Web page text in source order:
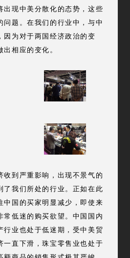
出现中美分散化的态势，这些
问题。在我们的行业中，与中
因为对于两国经济政治的变
相应的变化。
收到严重影响，出现不景气的
了我们所处的行业。正如在此
中国的买家明显减少，即使来
常低迷的购买欲望。中国国内
行业也处于低迷期，受中美贸
一直下滑，珠宝零售业也处于